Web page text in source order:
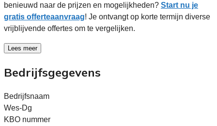
benieuwd naar de prijzen en mogelijkheden? Start nu je
gratis offerteaanvraag! Je ontvangt op korte termijn diverse
vrijblijvende offertes om te vergelijken.
Lees meer
Bedrijfsgegevens
Bedrijfsnaam
Wes-Dg
KBO nummer